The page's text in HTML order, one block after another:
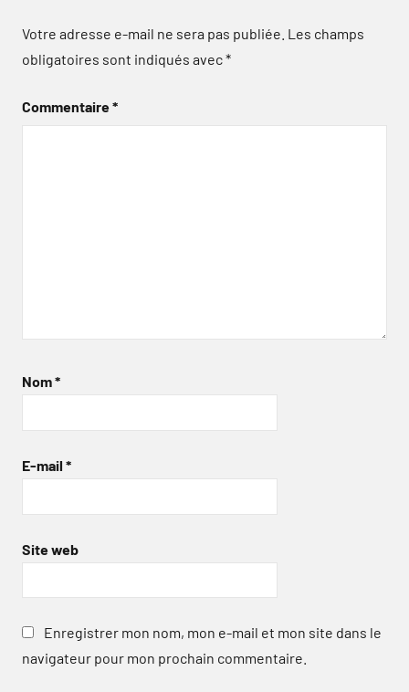
Votre adresse e-mail ne sera pas publiée. Les champs
obligatoires sont indiqués avec*
Commentaire*
Nom*
E-mail *
Site web
Enregistrer mon nom, mon e-mail et mon site dans le
navigateur pour mon prochain commentaire.